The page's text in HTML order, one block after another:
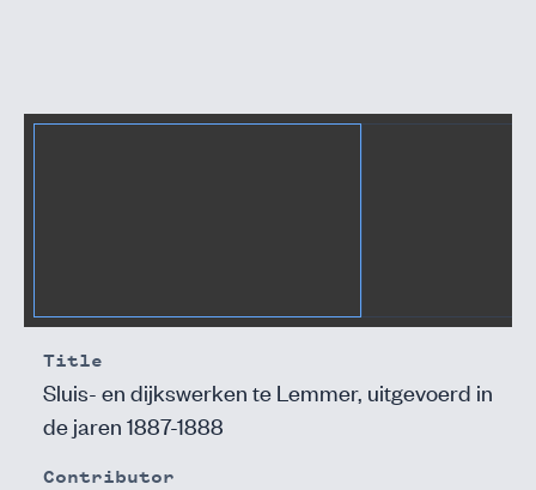
Title
Sluis- en dijkswerken te Lemmer, uitgevoerd in
de jaren 1887-1888
Contributor